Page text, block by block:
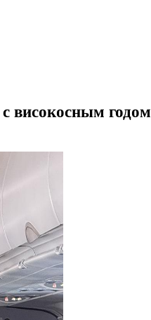
високосным годом